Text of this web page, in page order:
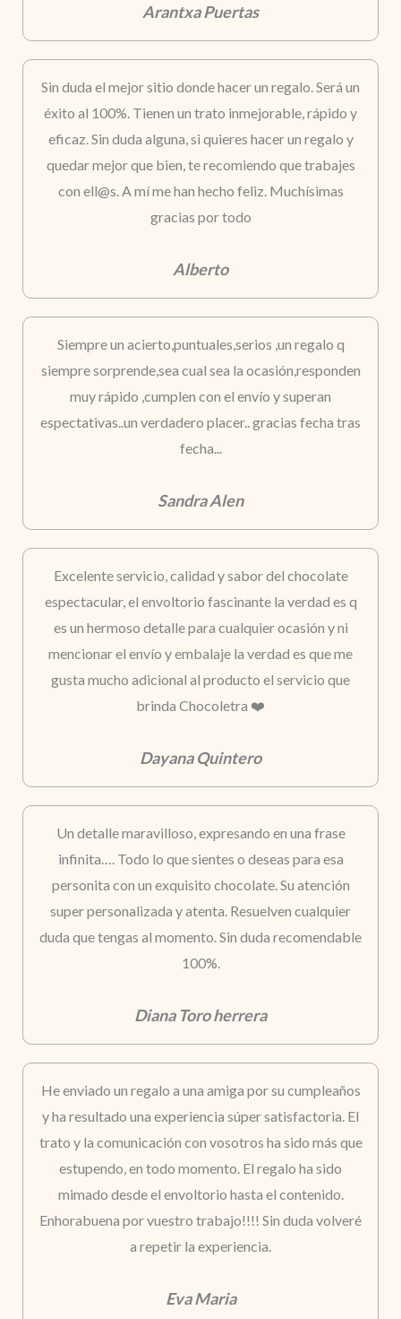
Arantxa Puertas
Sin duda el mejor sitio donde hacer un regalo. Será un
éxito al 100%. Tienen un trato inmejorable, rápido y
eficaz. Sin duda alguna, si quieres hacer un regalo y
quedar mejor que bien, te recomiendo que trabajes
con ell@s. A mí me han hecho feliz. Muchísimas
gracias por todo
Alberto
Siempre un acierto,puntuales,serios ,un regalo q
siempre sorprende,sea cual sea la ocasión,responden
muy rápido ,cumplen con el envío y superan
espectativas..un verdadero placer.. gracias fecha tras
fecha...
Sandra Alen
Excelente servicio, calidad y sabor del chocolate
espectacular, el envoltorio fascinante la verdad es q
es un hermoso detalle para cualquier ocasión y ni
mencionar el envío y embalaje la verdad es que me
gusta mucho adicional al producto el servicio que
brinda Chocoletra ❤️
Dayana Quintero
Un detalle maravilloso, expresando en una frase
infinita…. Todo lo que sientes o deseas para esa
personita con un exquisito chocolate. Su atención
super personalizada y atenta. Resuelven cualquier
duda que tengas al momento. Sin duda recomendable
100%.
Diana Toro herrera
He enviado un regalo a una amiga por su cumpleaños
y ha resultado una experiencia súper satisfactoria. El
trato y la comunicación con vosotros ha sido más que
estupendo, en todo momento. El regalo ha sido
mimado desde el envoltorio hasta el contenido.
Enhorabuena por vuestro trabajo!!!! Sin duda volveré
a repetir la experiencia.
Eva Maria